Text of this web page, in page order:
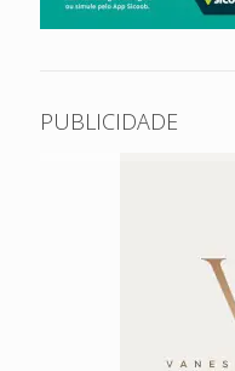
PUBLICIDADE